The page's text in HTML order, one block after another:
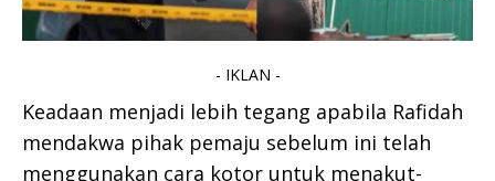
- IKLAN -
Keadaan menjadi lebih tegang apabila Rafidah
mendakwa pihak pemaju sebelum ini telah
menggunakan cara kotor untuk menakut-